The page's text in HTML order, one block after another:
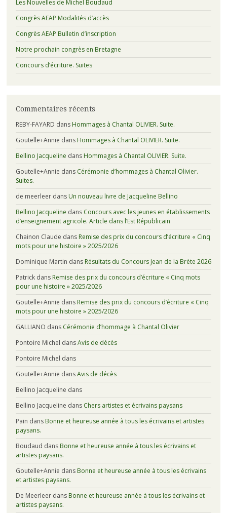
Les Nouvelles de Michel Boudaud
Congrès AEAP Modalités d’accès
Congrès AEAP Bulletin d’inscription
Notre prochain congrès en Bretagne
Concours d’écriture. Suites
Commentaires récents
REBY-FAYARD dans Hommages à Chantal OLIVIER. Suite.
Goutelle+Annie dans Hommages à Chantal OLIVIER. Suite.
Bellino Jacqueline dans Hommages à Chantal OLIVIER. Suite.
Goutelle+Annie dans Cérémonie d’hommages à Chantal Olivier.
Suites.
de meerleerdans Un nouveau livre de Jacqueline Bellino
Bellino Jacqueline dans Concours avec les jeunes en établissements
d’enseignement agricole. Article dans l’Est Républicain
Chainon Claude dans Remise des prix du concours d’écriture « Cinq
mots pour une histoire » 2025/2026
Dominique Martin dans Résultats du Concours Jean de la Brète 2026
Patrickdans Remise des prix du concours d’écriture « Cinq mots
pour une histoire » 2025/2026
Goutelle+Annie dans Remise des prix du concours d’écriture « Cinq
mots pour une histoire » 2025/2026
GALLIANO dans Cérémonie d’hommage à Chantal Olivier
Pontoire Michel dansAvis de décès
Pontoire Michel dans
Goutelle+Annie dansAvis de décès
Bellino Jacqueline dans
Bellino Jacqueline dans Chers artistes et écrivains paysans
Pain dans Bonne et heureuse année à tous les écrivains et artistes
paysans.
Boudaud dans Bonne et heureuse année à tous les écrivains et
artistes paysans.
Goutelle+Annie dans Bonne et heureuse année à tous les écrivains
et artistes paysans.
De Meerleerdans Bonne et heureuse année à tous les écrivains et
artistes paysans.